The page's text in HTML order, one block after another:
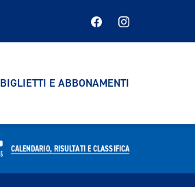
BIGLIETTI E ABBONAMENTI
CALENDARIO,RISULTATI E CLASSIFICA